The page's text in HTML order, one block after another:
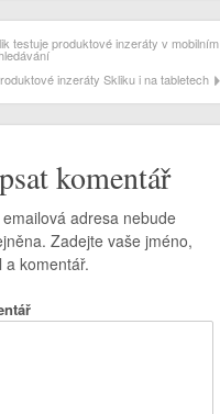
testuje produktové inzeráty v mobilním
inzeráty Skliku i na tabletech
komentář
emailová adresa nebude
Zadejte vaše jméno,
a komentář.